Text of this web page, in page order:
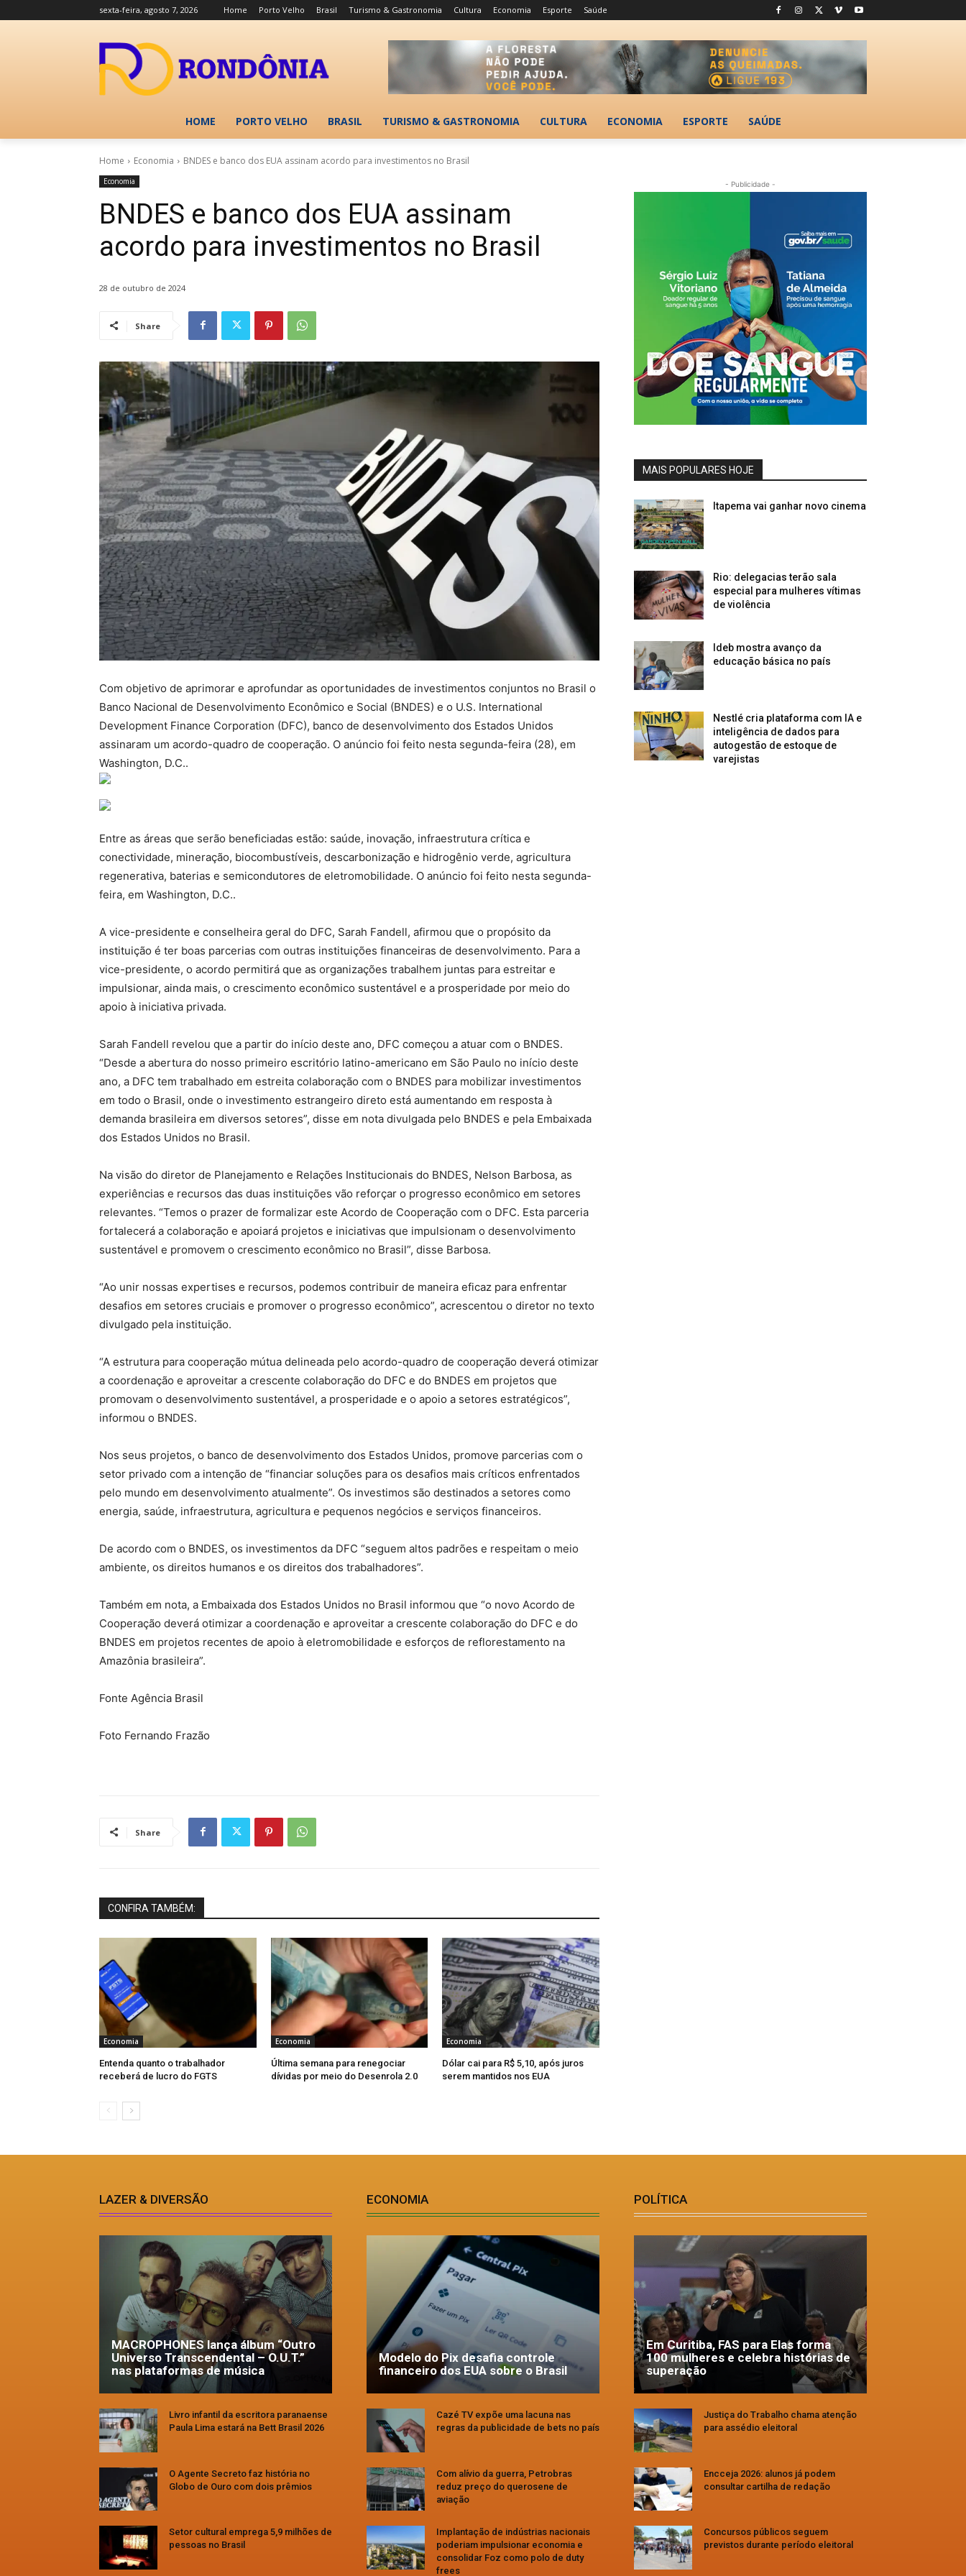
sexta-feira, agosto 7, 2026 Home Porto Velho Brasil Turismo & Gastronomia Cultura Economia Esporte Saúde
HOME PORTO VELHO BRASIL TURISMO & GASTRONOMIA CULTURA ECONOMIA ESPORTE SAÚDE
Home Economia BNDES e banco dos EUA assinam acordo para investimentos no Brasil
Economia
BNDES e banco dos EUA assinam
acordo para investimentos no Brasil
28 de outubro de 2024
Share
Com objetivo de aprimorar e aprofundar as oportunidades de investimentos conjuntos no Brasil o
Banco Nacional de Desenvolvimento Econômico e Social (BNDES) e o U.S. International
Development Finance Corporation (DFC), banco de desenvolvimento dos Estados Unidos
assinaram um acordo-quadro de cooperação. O anúncio foi feito nesta segunda-feira (28), em
Washington, D.C..
Entre as áreas que serão beneficiadas estão: saúde, inovação, infraestrutura crítica e
conectividade, mineração, biocombustíveis, descarbonização e hidrogênio verde, agricultura
regenerativa, baterias e semicondutores de eletromobilidade. O anúncio foi feito nesta segunda-
feira, em Washington, D.C..
A vice-presidente e conselheira geral do DFC, Sarah Fandell, afirmou que o propósito da
instituição é ter boas parcerias com outras instituições financeiras de desenvolvimento. Para a
vice-presidente, o acordo permitirá que as organizações trabalhem juntas para estreitar e
impulsionar, ainda mais, o crescimento econômico sustentável e a prosperidade por meio do
apoio à iniciativa privada.
Sarah Fandell revelou que a partir do início deste ano, DFC começou a atuar com o BNDES.
“Desde a abertura do nosso primeiro escritório latino-americano em São Paulo no início deste
ano, a DFC tem trabalhado em estreita colaboração com o BNDES para mobilizar investimentos
em todo o Brasil, onde o investimento estrangeiro direto está aumentando em resposta à
demanda brasileira em diversos setores”, disse em nota divulgada pelo BNDES e pela Embaixada
dos Estados Unidos no Brasil.
Na visão do diretor de Planejamento e Relações Institucionais do BNDES, Nelson Barbosa, as
experiências e recursos das duas instituições vão reforçar o progresso econômico em setores
relevantes. “Temos o prazer de formalizar este Acordo de Cooperação com o DFC. Esta parceria
fortalecerá a colaboração e apoiará projetos e iniciativas que impulsionam o desenvolvimento
sustentável e promovem o crescimento econômico no Brasil”, disse Barbosa.
“Ao unir nossas expertises e recursos, podemos contribuir de maneira eficaz para enfrentar
desafios em setores cruciais e promover o progresso econômico”, acrescentou o diretor no texto
divulgado pela instituição.
“A estrutura para cooperação mútua delineada pelo acordo-quadro de cooperação deverá otimizar
a coordenação e aproveitar a crescente colaboração do DFC e do BNDES em projetos que
promovam o desenvolvimento sustentável, a prosperidade e o apoio a setores estratégicos”,
informou o BNDES.
Nos seus projetos, o banco de desenvolvimento dos Estados Unidos, promove parcerias com o
setor privado com a intenção de “financiar soluções para os desafios mais críticos enfrentados
pelo mundo em desenvolvimento atualmente”. Os investimos são destinados a setores como
energia, saúde, infraestrutura, agricultura e pequenos negócios e serviços financeiros.
De acordo com o BNDES, os investimentos da DFC “seguem altos padrões e respeitam o meio
ambiente, os direitos humanos e os direitos dos trabalhadores”.
Também em nota, a Embaixada dos Estados Unidos no Brasil informou que “o novo Acordo de
Cooperação deverá otimizar a coordenação e aproveitar a crescente colaboração do DFC e do
BNDES em projetos recentes de apoio à eletromobilidade e esforços de reflorestamento na
Amazônia brasileira”.
Fonte Agência Brasil
Foto Fernando Frazão
Share
CONFIRA TAMBÉM:
Economia
Entenda quanto o trabalhador
receberá de lucro do FGTS
Economia
Última semana para renegociar
dívidas por meio do Desenrola 2.0
Economia
Dólar cai para R$ 5,10, após juros
serem mantidos nos EUA
- Publicidade -
MAIS POPULARES HOJE
Itapema vai ganhar novo cinema
Rio: delegacias terão sala
especial para mulheres vítimas
de violência
Ideb mostra avanço da
educação básica no país
Nestlé cria plataforma com IA e
inteligência de dados para
autogestão de estoque de
varejistas
LAZER & DIVERSÃO
MACROPHONES lança álbum “Outro
Universo Transcendental – O.U.T.”
nas plataformas de música
Livro infantil da escritora paranaense
Paula Lima estará na Bett Brasil 2026
O Agente Secreto faz história no
Globo de Ouro com dois prêmios
Setor cultural emprega 5,9 milhões de
pessoas no Brasil
ECONOMIA
Modelo do Pix desafia controle
financeiro dos EUA sobre o Brasil
Cazé TV expõe uma lacuna nas
regras da publicidade de bets no país
Com alívio da guerra, Petrobras
reduz preço do querosene de
aviação
Implantação de indústrias nacionais
poderiam impulsionar economia e
consolidar Foz como polo de duty
frees
POLÍTICA
Em Curitiba, FAS para Elas forma
100 mulheres e celebra histórias de
superação
Justiça do Trabalho chama atenção
para assédio eleitoral
Encceja 2026: alunos já podem
consultar cartilha de redação
Concursos públicos seguem
previstos durante período eleitoral